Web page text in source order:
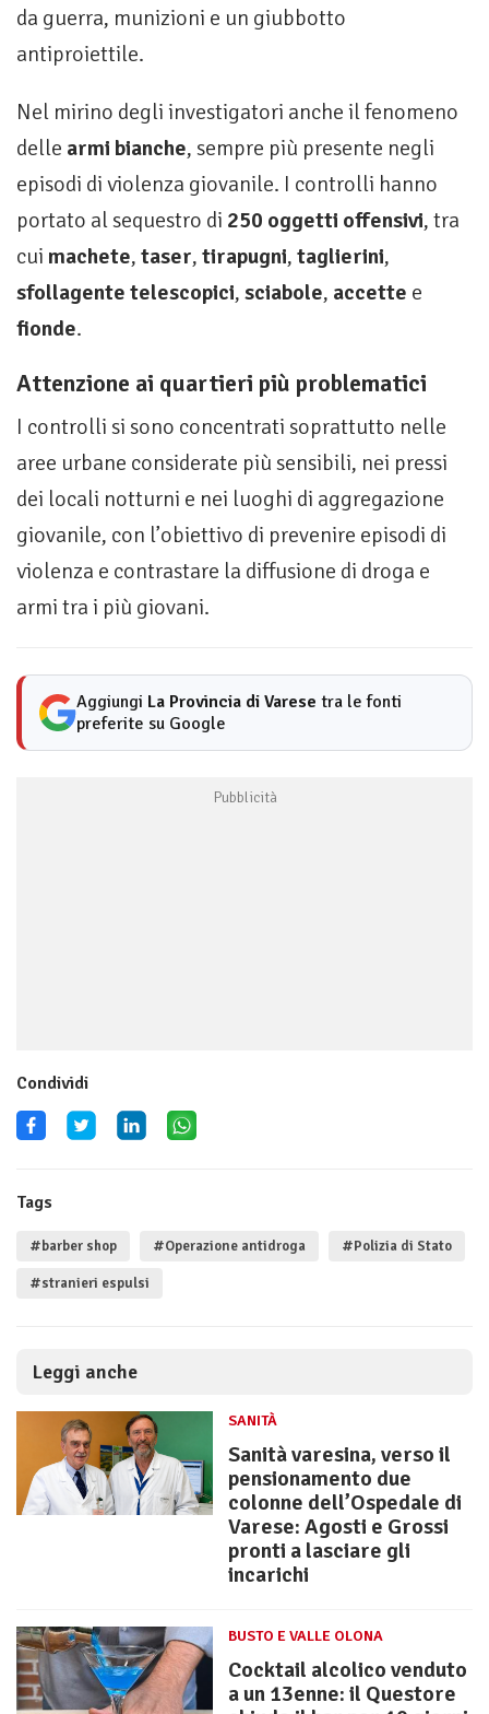
da guerra, munizioni e un giubbotto
antiproiettile.
Nel mirino degli investigatori anche il fenomeno
delle armi bianche, sempre più presente negli
episodi di violenza giovanile. I controlli hanno
portato al sequestro di 250 oggetti offensivi, tra
cui machete, taser, tirapugni, taglierini,
sfollagente telescopici, sciabole, accette e
fionde.
Attenzione ai quartieri più problematici
I controlli si sono concentrati soprattutto nelle
aree urbane considerate più sensibili, nei pressi
dei locali notturni e nei luoghi di aggregazione
giovanile, con l’obiettivo di prevenire episodi di
violenza e contrastare la diffusione di droga e
armi tra i più giovani.
Aggiungi La Provincia di Varese tra le fonti
preferite su Google
Condividi
Tags
#barber shop #Operazione antidroga #Polizia di Stato
#stranieri espulsi
Leggi anche
SANITÀ
Sanità varesina, verso il
pensionamento due
colonne dell’Ospedale di
Varese: Agosti e Grossi
pronti a lasciare gli
incarichi
BUSTO E VALLE OLONA
Cocktail alcolico venduto
a un 13enne: il Questore